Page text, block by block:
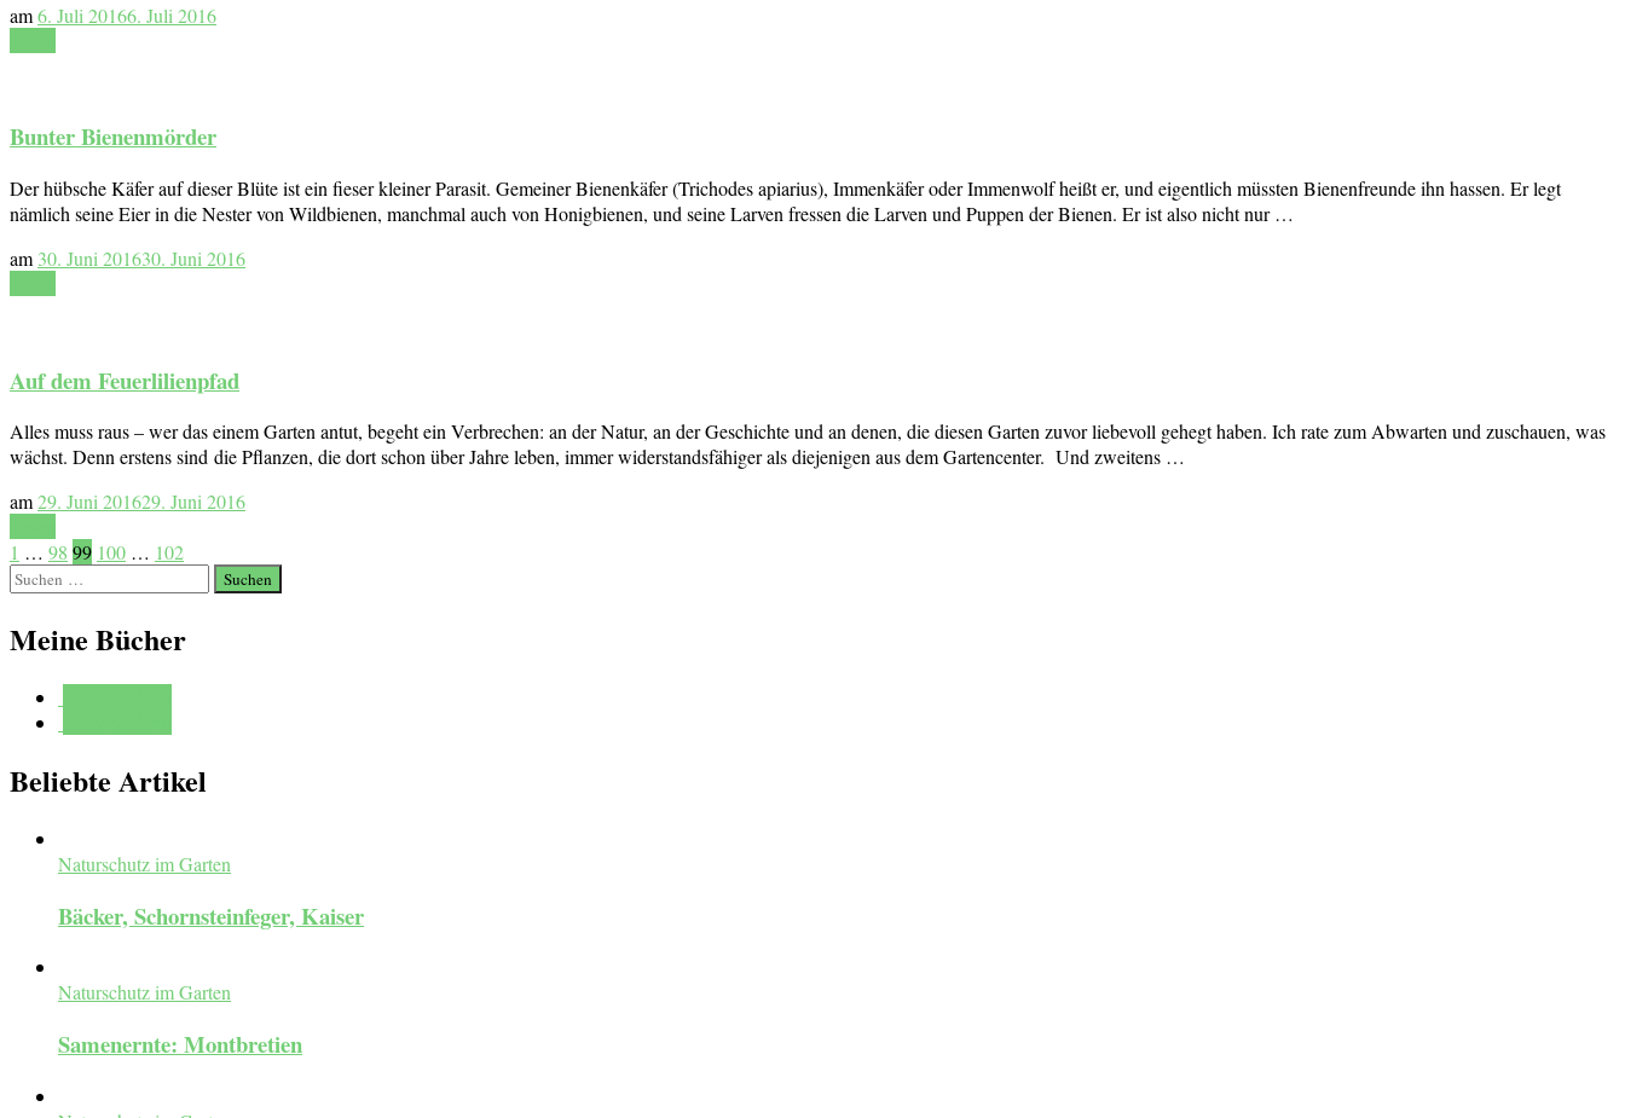
am6. Juli 20166. Juli 2016
Bunter Bienenmörder
Der hübsche Käfer auf dieser Blüte ist ein fieser kleiner Parasit. Gemeiner Bienenkäfer (Trichodes apiarius), Immenkäfer oder Immenwolf heißt er, und eigentlich müssten Bienenfreunde ihn hassen. Er legt
nämlich seine Eier in die Nester von Wildbienen, manchmal auch von Honigbienen, und seine Larven fressen die Larven und Puppen der Bienen. Er ist also nicht nur …
am 30. Juni 201630. Juni 2016
Auf dem Feuerlilienpfad
Alles muss raus – wer das einem Garten antut, begeht ein Verbrechen: an der Natur, an der Geschichte und an denen, die diesen Garten zuvor liebevoll gehegt haben. Ich rate zum Abwarten und zuschauen, was
wächst. Denn erstens sind die Pflanzen, die dort schon über Jahre leben, immer widerstandsfähiger als diejenigen aus dem Gartencenter. Und zweitens …
am29. Juni 201629. Juni 2016
Seitennummerierung
der
Beiträge
Seite
1 … Seite
98 Seite
99 Seite
100 … Seite
102
Suchen
nach:
Meine Bücher
Beliebte Artikel
Naturschutz im Garten
Bäcker, Schornsteinfeger, Kaiser
Naturschutz im Garten
Samenernte: Montbretien